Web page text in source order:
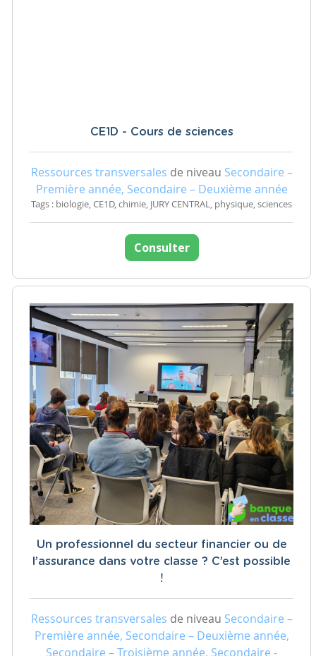
CE1D - Cours de sciences
Ressources transversales de niveau Secondaire –
Première année, Secondaire – Deuxième année
Tags : biologie, CE1D, chimie, JURY CENTRAL, physique, sciences
Consulter
Un professionnel du secteur financier ou de
l’assurance dans votre classe ? C’est possible
!
Ressources transversales de niveau Secondaire –
Première année, Secondaire – Deuxième année,
Secondaire – Troisième année, Secondaire -